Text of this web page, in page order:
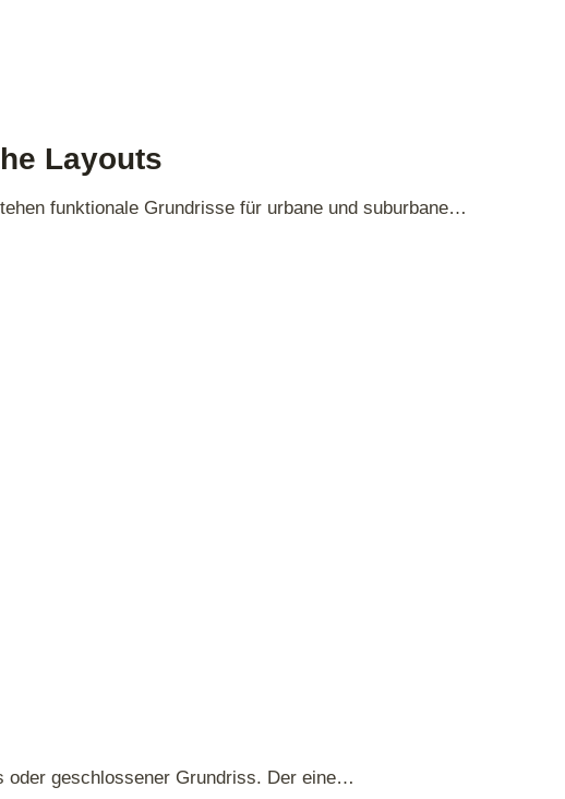
Layouts
funktionale Grundrisse für urbane und suburbane…
oder geschlossener Grundriss. Der eine…